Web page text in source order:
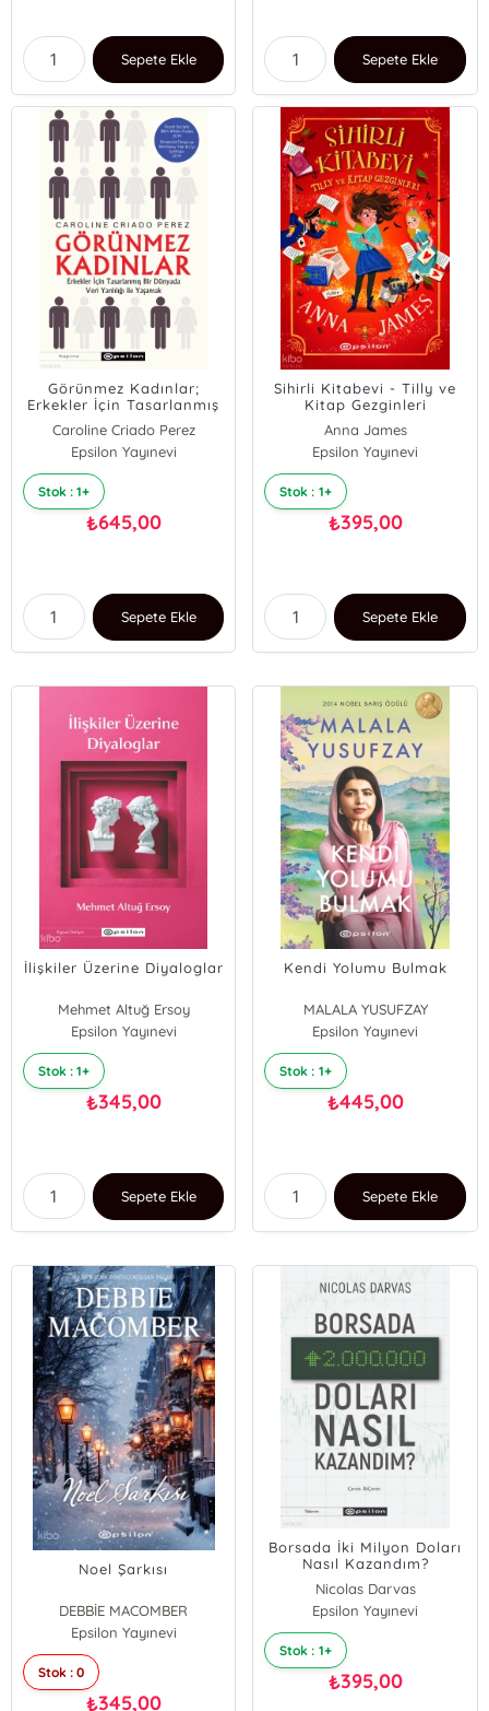
Sepete Ekle Sepete Ekle
Görünmez Kadınlar;
Erkekler İçin Tasarlanmış
Bir Dünyada Veri Yanlılığı
İle Yaşamak
Caroline Criado Perez
Epsilon Yayınevi
Stok : 1+
₺645,00
Sepete Ekle
Sihirli Kitabevi - Tilly ve
Kitap Gezginleri
Anna James
Epsilon Yayınevi
Stok : 1+
₺395,00
Sepete Ekle
İlişkiler Üzerine Diyaloglar
Mehmet Altuğ Ersoy
Epsilon Yayınevi
Stok : 1+
₺345,00
Sepete Ekle
Kendi Yolumu Bulmak
MALALA YUSUFZAY
Epsilon Yayınevi
Stok : 1+
₺445,00
Sepete Ekle
Noel Şarkısı
DEBBİE MACOMBER
Epsilon Yayınevi
Stok : 0
₺345,00
Borsada İki Milyon Doları
Nasıl Kazandım?
Nicolas Darvas
Epsilon Yayınevi
Stok : 1+
₺395,00